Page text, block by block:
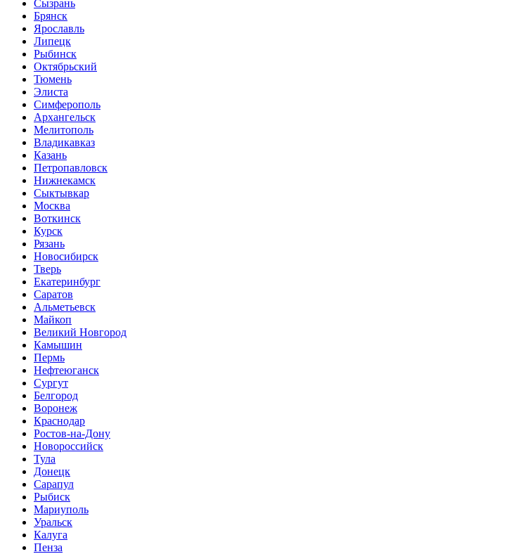
Сызрань
Брянск
Ярославль
Липецк
Рыбинск
Октябрьский
Тюмень
Элиста
Симферополь
Архангельск
Мелитополь
Владикавказ
Казань
Петропавловск
Нижнекамск
Сыктывкар
Москва
Воткинск
Курск
Рязань
Новосибирск
Тверь
Екатеринбург
Саратов
Альметьевск
Майкоп
Великий Новгород
Камышин
Пермь
Нефтеюганск
Сургут
Белгород
Воронеж
Краснодар
Ростов-на-Дону
Новороссийск
Тула
Донецк
Сарапул
Рыбиск
Мариуполь
Уральск
Калуга
Пенза